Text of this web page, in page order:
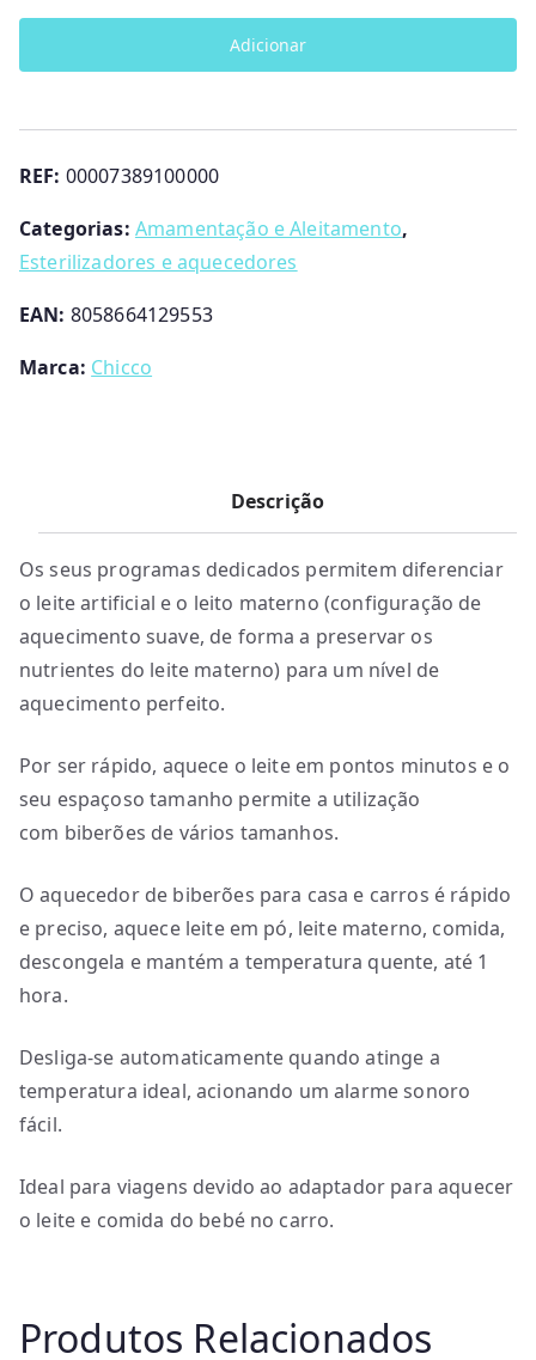
Aquecedor
Adicionar
REF: 00007389100000
Categorias: Amamentação e Aleitamento,
Esterilizadores e aquecedores
EAN: 8058664129553
Marca: Chicco
Descrição
Os seus programas dedicados permitem diferenciar
o leite artificial e o leito materno (configuração de
aquecimento suave, de forma a preservar os
nutrientes do leite materno) para um nível de
aquecimento perfeito.
Por ser rápido, aquece o leite em pontos minutos e o
seu espaçoso tamanho permite a utilização
com biberões de vários tamanhos.
O aquecedor de biberões para casa e carros é rápido
e preciso, aquece leite em pó, leite materno, comida,
descongela e mantém a temperatura quente, até 1
hora.
Desliga-se automaticamente quando atinge a
temperatura ideal, acionando um alarme sonoro
fácil.
Ideal para viagens devido ao adaptador para aquecer
o leite e comida do bebé no carro.
Produtos Relacionados